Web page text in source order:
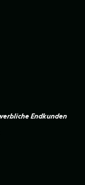
Endkunden